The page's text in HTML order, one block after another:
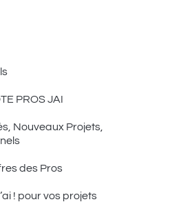
PROS JAI
Nouveaux Projets,
des Pros
! pour vos projets